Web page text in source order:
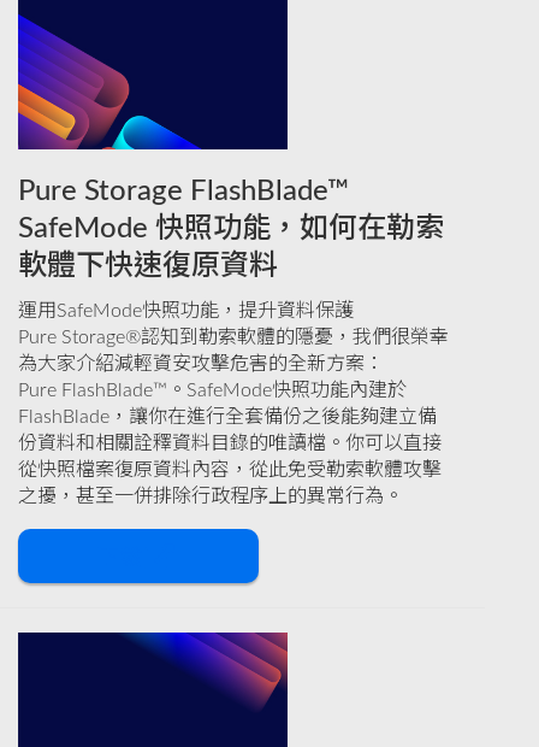
Pure Storage FlashBlade™
SafeMode 快照功能，如何在勒索
軟體下快速復原資料
運用SafeMode快照功能，提升資料保護
Pure Storage®認知到勒索軟體的隱憂，我們很榮幸
為大家介紹減輕資安攻擊危害的全新方案：
Pure FlashBlade™。SafeMode快照功能內建於
FlashBlade，讓你在進行全套備份之後能夠建立備
份資料和相關詮釋資料目錄的唯讀檔。你可以直接
從快照檔案復原資料內容，從此免受勒索軟體攻擊
之擾，甚至一併排除行政程序上的異常行為。